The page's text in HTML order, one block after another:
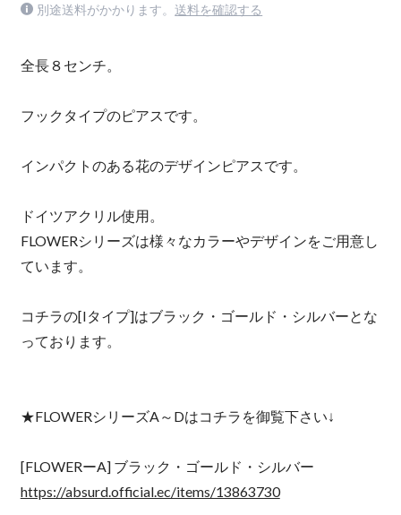
別途送料がかかります。 送料を確認する
全長８センチ。
フックタイプのピアスです。
インパクトのある花のデザインピアスです。
ドイツアクリル使用。
FLOWERシリーズは様々なカラーやデザインをご用意し
ています。
コチラの[Iタイプ]はブラック・ゴールド・シルバーとな
っております。
★FLOWERシリーズA～Dはコチラを御覧下さい↓
[FLOWERーA] ブラック・ゴールド・シルバー
https://absurd.official.ec/items/13863730